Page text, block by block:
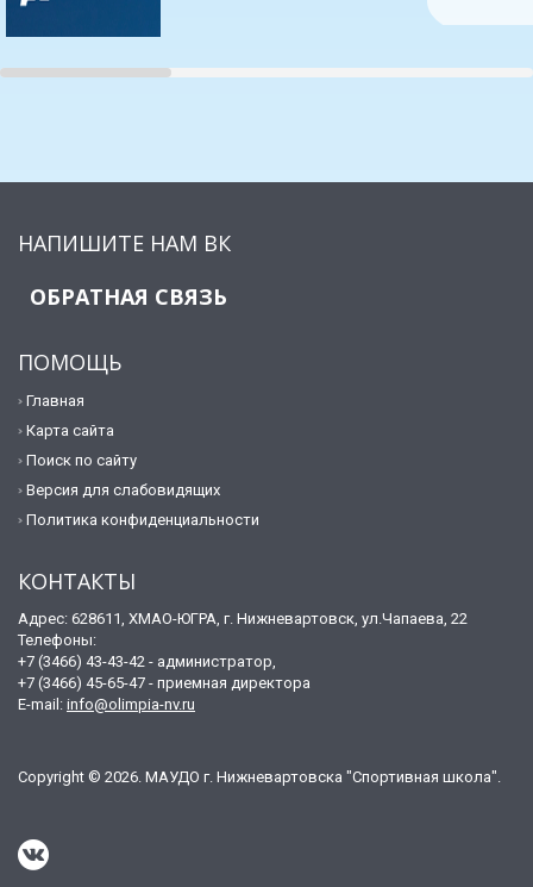
НАПИШИТЕ НАМ ВК
ОБРАТНАЯ СВЯЗЬ
ПОМОЩЬ
Главная
Карта сайта
Поиск по сайту
Версия для слабовидящих
Политика конфиденциальности
КОНТАКТЫ
Адрес: 628611, ХМАО-ЮГРА, г. Нижневартовск, ул.Чапаева, 22
Телефоны:
+7 (3466) 43-43-42 - администратор,
+7 (3466) 45-65-47 - приемная директора
E-mail: info@olimpia-nv.ru
Copyright © 2026. МАУДО г. Нижневартовска "Спортивная школа".